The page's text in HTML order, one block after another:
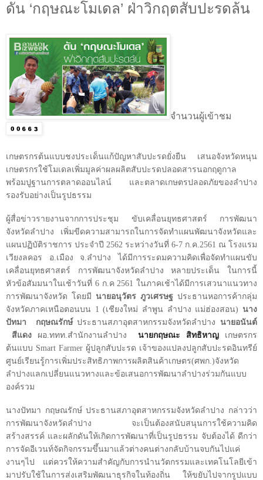
ดัน ‘กฤษณะโมเดล’ ฝ่าวิกฤตสับปะรดล้น
จำนวนผู้เข้าชม
เกษตรกรต้นแบบชงประเด็นแก้ปัญหาสับปะรดยั่งยืน เสนอจังหวัดหนุน
เกษตรกรใช้โมเดลเพิ่มมูลค่าผลผลิตสับปะรดปลอดสารนอกฤดูกาล
พร้อมปูฐานการตลาดออนไลน์ และตลาดเกษตรปลอดภัยของลำปาง
รองรับอย่างเป็นรูปธรรม
ผู้สื่อข่าวรายงานจากการประชุม ขับเคลื่อนยุทธศาสตร์ การพัฒนา
จังหวัดลำปาง เพิ่มขีดความสามารถในการจัดทำแผนพัฒนาจังหวัดและ
แผนปฏิบัติราชการ ประจำปี 2562 ระหว่างวันที่ 6-7 ก.ค.2561 ณ โรงแรม
เวียงลคอร อ.เมือง จ.ลำปาง ได้มีการระดมความคิดเพื่อจัดทำแผนขับ
เคลื่อนยุทธศาสตร์ การพัฒนาจังหวัดลำปาง หลายประเด็น ในการนี้
หัวข้อสัมมนาในเช้าวันที่ 6 ก.ค 2561 ในภาคเช้าได้มีการเสวนาแนวทาง
การพัฒนาจังหวัด โดยมี นายอนุวัตร ภูวเศรษฐ ประธานหอการค้ากลุ่ม
จังหวัดภาคเหนือตอนบน 1 (เชียงใหม่ ลำพูน ลำปาง แม่ฮ่องสอน) นาง
ปัทมา กฤษณรักษ์ประธานสภาอุตสาหกรรมจังหวัดลำปาง นายอนันต์
สีแดงผอ.ททท.สำนักงานลำปางนายกฤษณะ สิทธิหาญ เกษตรกร
ต้นแบบ Smart Farmer ผู้ปลูกสับปะรด เจ้าของแปลงปลูกสับปะรดอินทรีย์
ศูนย์เรียนรู้การเพิ่มประสิทธิภาพการผลิตสินค้าเกษตร(ศพก.)จังหวัด
ลำปางแลกเปลี่ยนแนวทางและข้อเสนอการพัฒนาลำปางร่วมกันแบบ
องค์รวม
นางปัทมา กฤษณรักษ์ ประธานสภาอุตสาหกรรมจังหวัดลำปาง กล่าวว่า
การพัฒนาจังหวัดลำปาง จะเป็นต้องสนับสนุนการใช้ความคิด
สร้างสรรค์ และผลักดันให้เกิดการพัฒนาที่เป็นรูปธรรม จับต้องได้ ดีกว่า
การจัดอีเวนท์จัดกิจกรรมขึ้นมาแล้วต่างคนต่างกลับบ้านจบกันไปแค่
งานๆไป แต่ควรให้ความสำคัญกับการนำนวัตกรรมและเทคโนโลยีเข้า
มาปรับใช้ในการส่งเสริมพัฒนาธุรกิจในท้องถิ่น ให้ขยับไปจากรูปแบบ